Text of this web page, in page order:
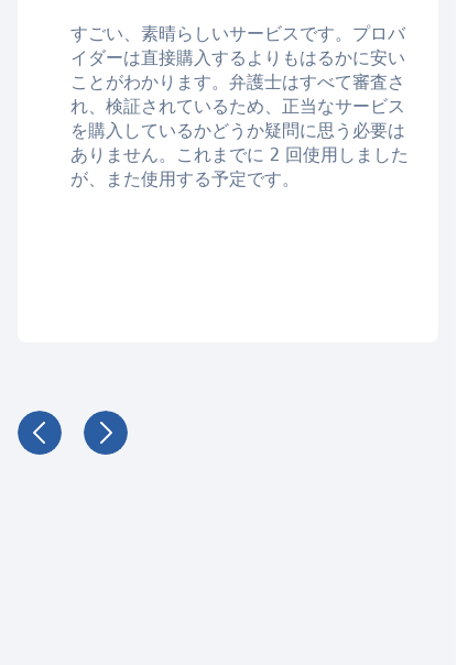
すごい、素晴らしいサービスです。プロバ
イダーは直接購入するよりもはるかに安い
ことがわかります。弁護士はすべて審査さ
れ、検証されているため、正当なサービス
を購入しているかどうか疑問に思う必要は
ありません。これまでに 2 回使用しました
が、また使用する予定です。